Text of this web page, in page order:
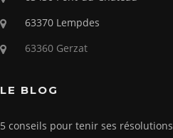
63370 Lempdes
63360 Gerzat
LE BLOG
5 conseils pour tenir ses résolutions